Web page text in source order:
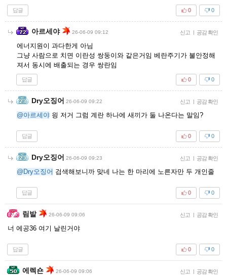
답글 0
0
아르세야 26-06-09 09:12 신고 | 공감 확인
에너지원이 과다한게 아님
그냥 사람으로 치면 이란성 쌍둥이와 같은거임 베란주기가 불안정해
져서 동시에 배출되는 경우 쌍란임
답글 0
0
Dry오징어 26-06-09 09:22 신고 | 공감 확인
@아르세야 읭 저거 그럼 계란 하나에 새끼가 둘 나온다는 말임?
답글 0
0
Dry오징어 26-06-09 09:23 신고 | 공감 확인
@Dry오징어 검색해보니까 맞네 나는 한 마리에 노른자만 두 개인줄
답글 0
0
림발 26-06-09 09:06 신고 | 공감 확인
너 에공36 여기 날린거야
답글 0
0
에렉숀 26-06-09 09:06 신고 | 공감 확인